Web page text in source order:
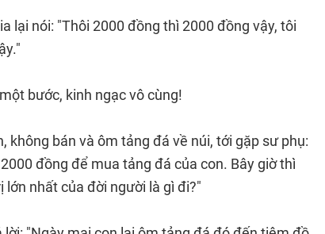
lại nói: "Thôi 2000 đồng thì 2000 đồng vậy, tôi
bước, kinh ngạc vô cùng!
không bán và ôm tảng đá về núi, tới gặp sư phụ:
đồng để mua tảng đá của con. Bây giờ thì
lớn nhất của đời người là gì đi?"